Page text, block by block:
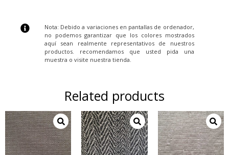
Nota: Debido a variaciones en pantallas de ordenador,
no podemos garantizar que los colores mostrados
aquí sean realmente representativos de nuestros
productos. recomendamos que usted pida una
muestra o visite nuestra tienda.
Related products